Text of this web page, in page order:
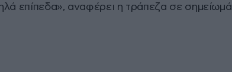
επίπεδα», αναφέρει η τράπεζα σε σημείωμά